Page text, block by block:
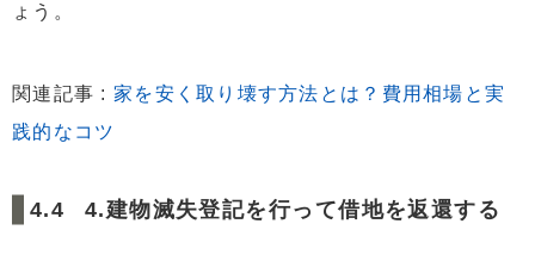
ょう。
関連記事 : 家を安く取り壊す方法とは？費用相場と実
践的なコツ
4.建物滅失登記を行って借地を返還する